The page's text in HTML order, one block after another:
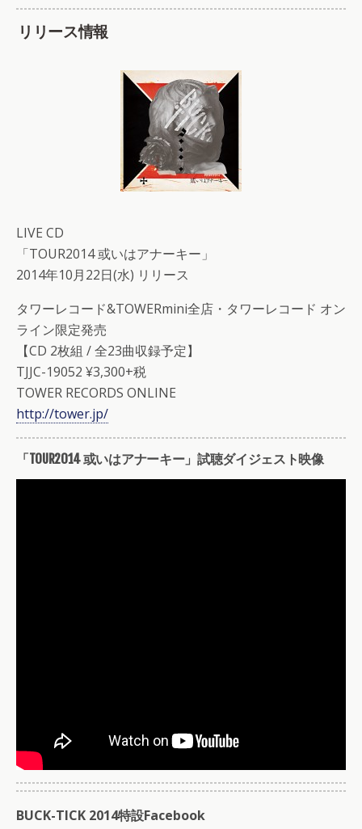
リリース情報
LIVE CD
「TOUR2014 或いはアナーキー」
2014年10月22日(水) リリース
タワーレコード&TOWERmini全店・タワーレコード オン
ライン限定発売
【CD 2枚組 / 全23曲収録予定】
TJJC-19052 ¥3,300+税
TOWER RECORDS ONLINE
http://tower.jp/
「TOUR2014 或いはアナーキー」試聴ダイジェスト映像
BUCK-TICK 2014特設Facebook